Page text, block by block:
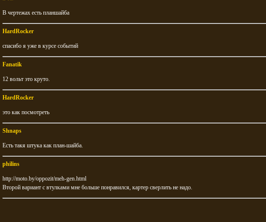
В чертежах есть планшайба
HardRocker
спасибо я уже в курсе событий
Fanatik
12 вольт это круто.
HardRocker
это как посмотреть
Shnaps
Есть такя штука как план-шайба.
philins
http://moto.by/oppozit/meh-gen.html
Второй вариант с втулками мне больше понравился, картер сверлить не надо.